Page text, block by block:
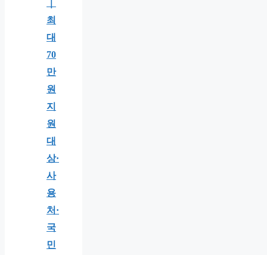
최
대
70
만
원
지
원
대
상·
사
용
처·
국
민